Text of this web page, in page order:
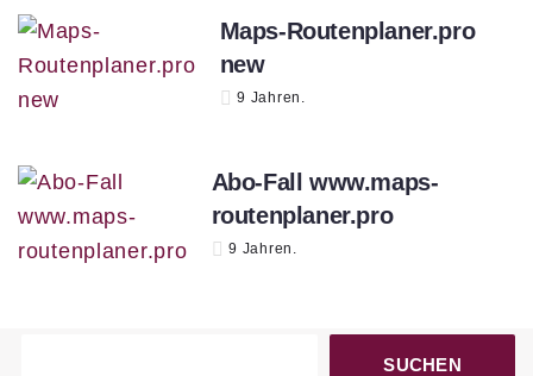
Maps-Routenplaner.pro
new
9 Jahren.
Abo-Fall www.maps-
routenplaner.pro
9 Jahren.
SUCHEN